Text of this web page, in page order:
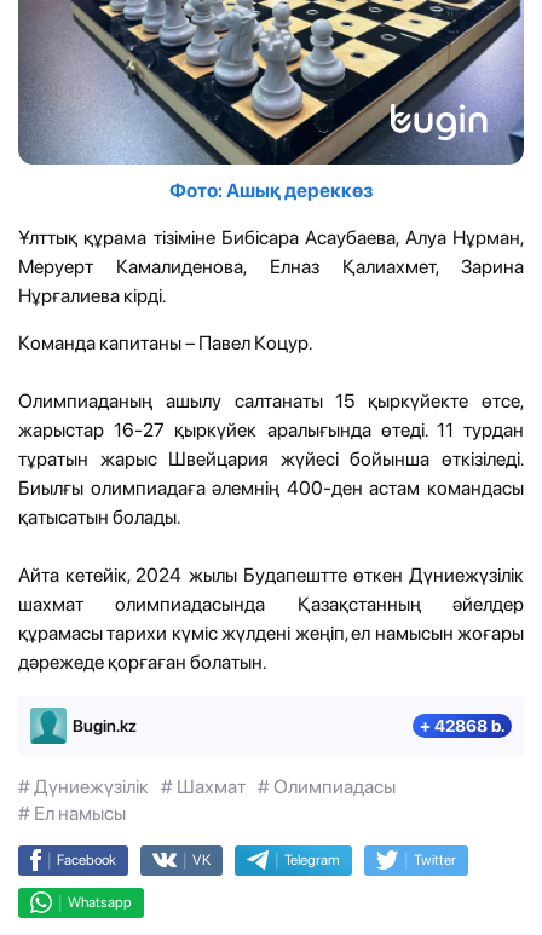
Фото: Ашық дереккөз
Ұлттық құрама тізіміне Бибісара Асаубаева, Алуа Нұрман,
Меруерт Камалиденова, Елназ Қалиахмет, Зарина
Нұрғалиева кірді.
Команда капитаны – Павел Коцур.
Олимпиаданың ашылу салтанаты 15 қыркүйекте өтсе,
жарыстар 16-27 қыркүйек аралығында өтеді. 11 турдан
тұратын жарыс Швейцария жүйесі бойынша өткізіледі.
Биылғы олимпиадаға әлемнің 400-ден астам командасы
қатысатын болады.
Айта кетейік, 2024 жылы Будапештте өткен Дүниежүзілік
шахмат олимпиадасында Қазақстанның әйелдер
құрамасы тарихи күміс жүлдені жеңіп, ел намысын жоғары
дәрежеде қорғаған болатын.
Bugin.kz + 42868 b.
# Дүниежүзілік # Шахмат # Олимпиадасы
# Ел намысы
| Facebook | VK | Telegram | Twitter
| Whatsapp